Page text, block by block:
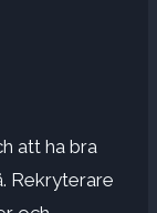
att ha bra
Rekryterare